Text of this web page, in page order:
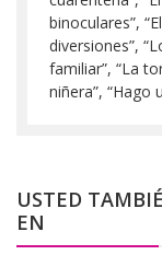
binoculares”,
diversiones”,
familiar”, “La
niñera”, “Hago
USTED
EN